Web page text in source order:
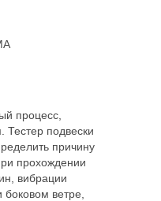
процесс,
подвески
причину
прохождении
вибрации
ветре,